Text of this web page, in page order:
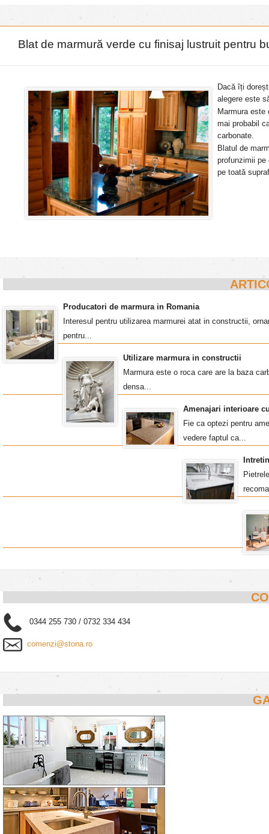
Blat de marmură verde cu finisaj lustruit pentru
Dacă îți
alegere este
Marmura
mai probabil
carbonate.
Blatul de
profunzimii pe
pe toată
Producatori de marmura in Romania
Interesul pentru utilizarea marmurei atat in constructii,
pentru...
Utilizare marmura in constructii
Marmura este o roca care are la baza
densa...
Amenajari interioare
Fie ca optezi pentru
vedere faptul ca...
0344 255 730 / 0732 334 434
comenzi@stona.ro